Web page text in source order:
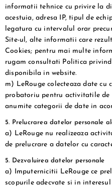
informatii tehnice cu privire la
acestuia, adresa IP, tipul de
legatura cu intervalul orar
Site-ul, alte informatii care
Cookies; pentru mai multe
rugam consultati Politica
disponibila in website.
m) LeRouge colecteaza date cu
probatoriu pentru activitatile de
anumite categorii de date in
5. Prelucrarea datelor personale
a) LeRouge nu realizeaza
de prelucrare a datelor cu
5. Dezvaluirea datelor personale
a) Imputernicitii LeRouge ce
scopurile adecvate si in